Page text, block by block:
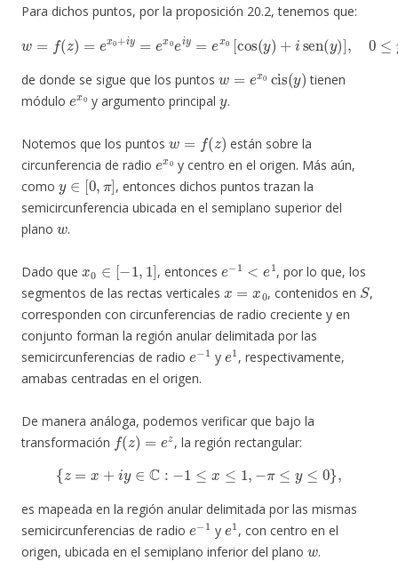
Para dichos puntos, por la proposición 20.2, tenemos que:
(z = +iy=e eiy =e cos + isen ( 0 ≤y ,
de donde se sigue que los puntos
0 cis y
tienen
módulo
ex0
y argumento principal
y
.
Notemos que los puntos
z)
están sobre la
circunferencia de radio
ex0
y centro en el origen. Más aún,
como
y∈[0,π]
, entonces dichos puntos trazan la
semicircunferencia ubicada en el semiplano superior del
plano
w
.
Dado que
−
, entonces
1 1
, por lo que, los
segmentos de las rectas verticales
x 0
, contenidos en
S
,
corresponden con circunferencias de radio creciente y en
conjunto forman la región anular delimitada por las
semicircunferencias de radio
e−1
y
e1
, respectivamente,
amabas centradas en el origen.
De manera análoga, podemos verificar que bajo la
transformación
f(z)=ez
, la región rectangular:
z =x+i y∈C −1 ≤x≤ 1,−π y≤ 0} ,
es mapeada en la región anular delimitada por las mismas
semicircunferencias de radio
e− 1
y
e1
, con centro en el
origen, ubicada en el semiplano inferior del plano
w
.